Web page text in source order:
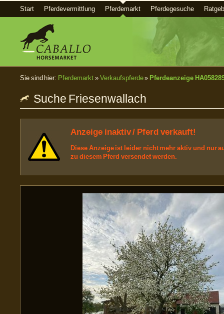
Start Pferdevermittlung Pferdemarkt Pferdegesuche
Sie sind hier: Pferdemarkt » Verkaufspferde» Pferdeanzeige
Suche Friesenwallach
Anzeige inaktiv / Pferd verkauft!
Diese Anzeige ist leider nicht mehr aktiv und nur
zu diesem Pferd versendet werden.